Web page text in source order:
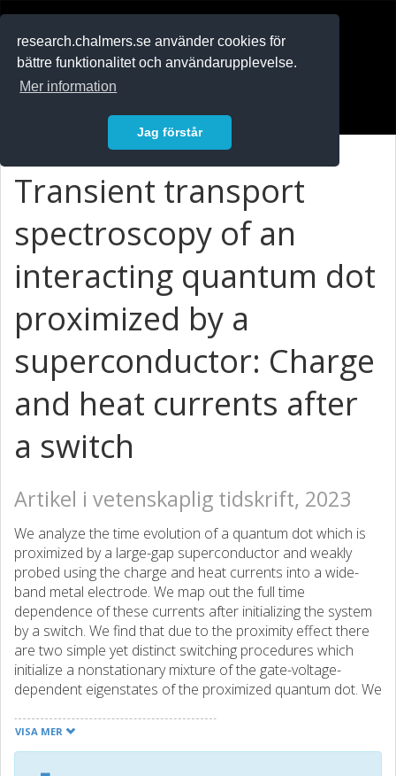
research.chalmers.se använder cookies för
bättre funktionalitet och användarupplevelse.
Mer information
Jag förstår
Transient transport
spectroscopy of an
interacting quantum dot
proximized by a
superconductor: Charge
and heat currents after
a switch
Artikel i vetenskaplig tidskrift, 2023
We analyze the time evolution of a quantum dot which is
proximized by a large-gap superconductor and weakly
probed using the charge and heat currents into a wide-
band metal electrode. We map out the full time
dependence of these currents after initializing the system
by a switch. We find that due to the proximity effect there
are two simple yet distinct switching procedures which
initialize a nonstationary mixture of the gate-voltage-
dependent eigenstates of the proximized quantum dot. We
current is a sensitive two-particle probe of the interplay of
strong Coulomb interaction and induced superconducting
VISA MER